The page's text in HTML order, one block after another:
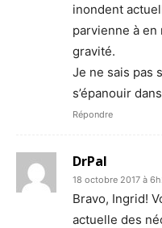
inondent
parvienne à
gravité.
Je ne sais pas
s’épanouir
Répondre
DrPal
18 octobre 2017 à
Bravo, Ingrid!
actuelle des